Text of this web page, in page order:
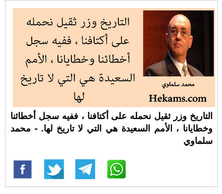
التاريخ وزر ثقيل نحمله على أكتافنا ، ففيه سجل أخطائنا
وخطايانا ، الأمم السعيدة هي التي لا تاريخ لها. - محمد
سلماوي